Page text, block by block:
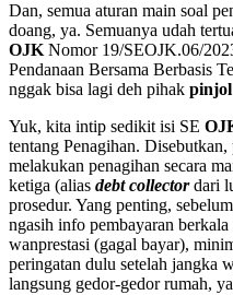
Dan, semua aturan main soal
doang, ya. Semuanya udah
OJK Nomor 19/SEOJK.06/
Pendanaan Bersama Berbasis
nggak bisa lagi deh pihak pinjol
Yuk, kita intip sedikit isi SE
tentang Penagihan. Disebutkan,
melakukan penagihan secara
ketiga (alias debt collectordari
prosedur. Yang penting,
ngasih info pembayaran berkala
wanprestasi (gagal bayar),
peringatan dulu setelah jangka
langsung gedor-gedor rumah,